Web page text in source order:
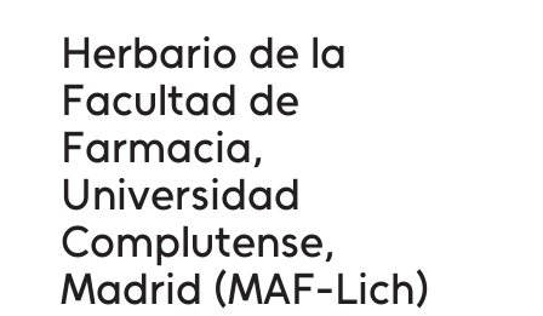
Herbario de la
Facultad de
Farmacia,
Universidad
Complutense,
Madrid (MAF-Lich)